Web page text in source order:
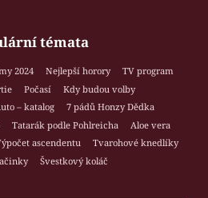
témata
2024 Nejlepší horory
TV program
Počasí
Kdy budou volby
– katalog
7 pádů Honzy Dědka
Tatarák podle Pohlreicha
Aloe vera
ascendentu
Tvarohové knedlíky
Švestkový koláč